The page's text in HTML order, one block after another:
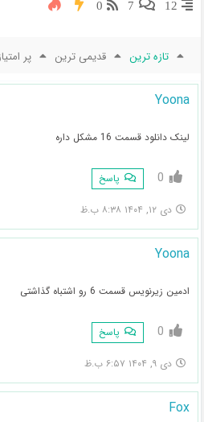
12
7
0
تازه ترین قدیمی ترین پر
Yoona
لینک دانلود قسمت 16 مشکل داره
0 پاسخ
دی ۱۲, ۱۴۰۴ ۸:۳۸ ب.ظ
Yoona
ادمین زیرنویس قسمت 6 رو اشتباه گذاشتی
0 پاسخ
دی ۹, ۱۴۰۴ ۶:۵۷ ب.ظ
Fox